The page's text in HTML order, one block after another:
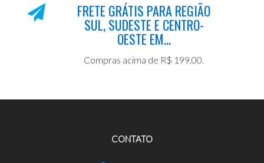
FRETE GRÁTIS PARA REGIÃO
SUL, SUDESTE E CENTRO-
OESTE EM...
Compras acima de R$ 199,00.
CONTATO